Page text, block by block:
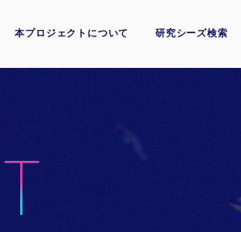
本プロジェクトについて 研究シーズ検索